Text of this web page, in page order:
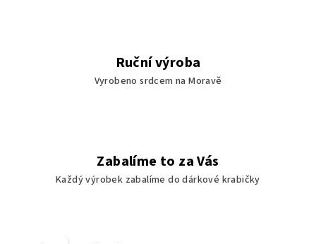
Ruční výroba
Vyrobeno srdcem na Moravě
Zabalíme to za Vás
Každý výrobek zabalíme do dárkové krabičky